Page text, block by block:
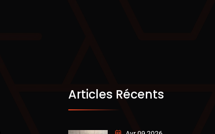
Articles Récents